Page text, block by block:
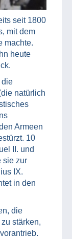
seit 1800
mit dem
machte.
heute
die
natürlich
Armeen
10
II. und
sie zur
IX.
in den
die
stärken,